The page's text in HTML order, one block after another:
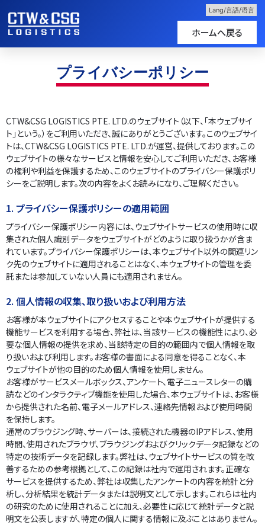
ホームへ戻る
プライバシーポリシー
CTW&CSG LOGISTICS PTE. LTD.のウェブサイト（以下、「本ウェブサイ
ト」という。）をご利用いただき、誠にありがとうございます。このウェブサイ
トは、CTW&CSG LOGISTICS PTE. LTD.が運営、提供しております。この
ウェブサイトの様々なサービスと情報を安心してご利用いただき、お客様
の権利や利益を保護するため、このウェブサイトのプライバシー保護ポリ
シーをご説明します。次の内容をよくお読みになり、ご理解ください。
1. プライバシー保護ポリシーの適用範囲
プライバシー保護ポリシー内容には、ウェブサイトサービスの使用時に収
集された個人識別データをウェブサイトがどのように取り扱うかが含ま
れています。プライバシー保護ポリシーは、本ウェブサイト以外の関連リン
ク先のウェブサイトに適用されることはなく、本ウェブサイトの管理を委
託または参加していない人員にも適用されません。
2. 個人情報の収集、取り扱いおよび利用方法
お客様が本ウェブサイトにアクセスすることや本ウェブサイトが提供する
機能サービスを利用する場合、弊社は、当該サービスの機能性により、必
要な個人情報の提供を求め、当該特定の目的の範囲内で個人情報を取
り扱いおよび利用します。お客様の書面による同意を得ることなく、本
ウェブサイトが他の目的のため個人情報を使用しません。
お客様がサービスメールボックス、アンケート、電子ニュースレターの購
読などのインタラクティブ機能を使用した場合、本ウェブサイトは、お客様
から提供された名前、電子メールアドレス、連絡先情報および使用時間
を保持します。
通常のブラウジング時、サーバーは、接続された機器のIPアドレス、使用
時間、使用されたブラウザ、ブラウジングおよびクリックデータ記録などの
特定の技術データを記録します。弊社は、ウェブサイトサービスの質を改
善するための参考根拠として、この記録は社内で運用されます。正確な
サービスを提供するため、弊社は収集したアンケートの内容を統計と分
析し、分析結果を統計データまたは説明文として示します。これらは社内
の研究のために使用されることに加え、必要性に応じて統計データと説
明文を公表しますが、特定の個人に関する情報に及ぶことはありません。